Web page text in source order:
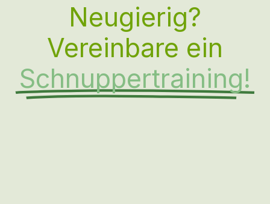
Neugierig?
Vereinbare ein
Schnuppertraining!